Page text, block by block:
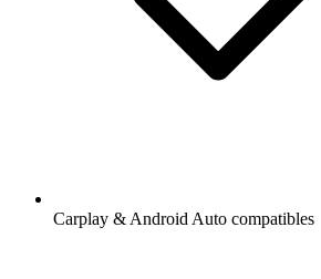
Carplay & Android Auto compatibles